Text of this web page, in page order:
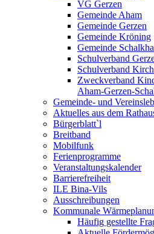
VG Gerzen
Gemeinde Aham
Gemeinde Gerzen
Gemeinde Kröning
Gemeinde
Schulverband
Schulverband
Zweckverband
Aham-Gerzen-
Gemeinde- und
Aktuelles aus dem
Bürgerblatt`l
Breitband
Mobilfunk
Ferienprogramme
Veranstaltungskalender
Barrierefreiheit
ILE Bina-Vils
Ausschreibungen
Kommunale
Häufig gestellte